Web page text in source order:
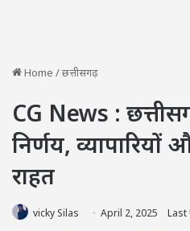
Home /छत्तीसगढ़
CG News :
निर्णय,
राहत
vicky Silas April 2, 2025 Last